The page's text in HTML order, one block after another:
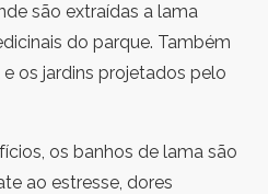
são extraídas a lama
do parque. Também
os jardins projetados pelo
os banhos de lama são
ao estresse, dores